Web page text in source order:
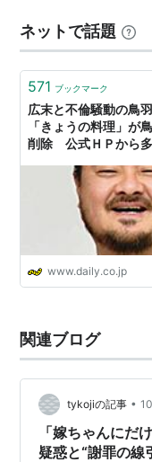
を受けて引退を思
ある選挙課題です
て…
ネットで話題
571 ブックマーク
広末と不倫騒動の鳥
「きょうの料理」が
削除 公式ＨＰから
www.daily.co.jp
関連ブログ
tykojiの記事 •
「嫁ちゃんに
疑惑と“謝罪の線